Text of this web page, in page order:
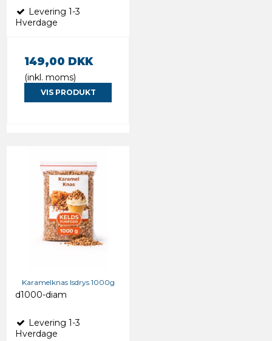
Levering 1-3
Hverdage
149,00 DKK
(inkl. moms)
VIS PRODUKT
Karamelknas Isdrys 1000g
d1000-diam
Levering 1-3
Hverdage